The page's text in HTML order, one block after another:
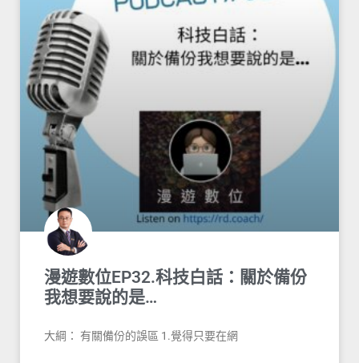
漫遊數位EP32.科技白話：關於備份
我想要說的是…
大綱： 有關備份的誤區 1.覺得只要在網